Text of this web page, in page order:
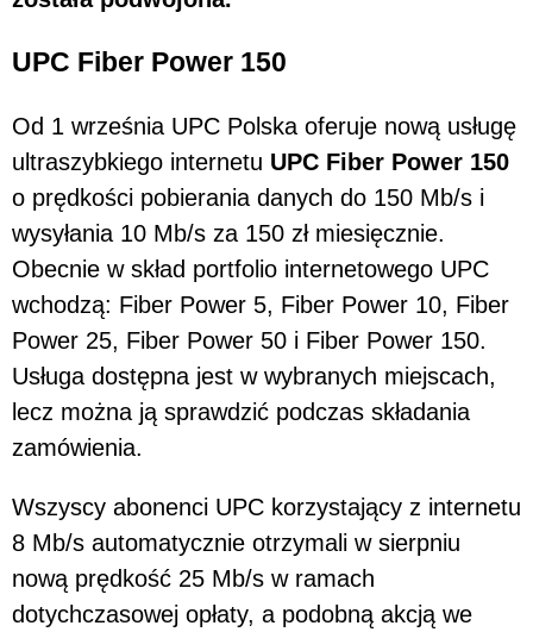
UPC Fiber Power 150
Od 1 września UPC Polska oferuje nową usługę
ultraszybkiego internetu UPC Fiber Power 150
o prędkości pobierania danych do 150 Mb/s i
wysyłania 10 Mb/s za 150 zł miesięcznie.
Obecnie w skład portfolio internetowego UPC
wchodzą: Fiber Power 5, Fiber Power 10, Fiber
Power 25, Fiber Power 50 i Fiber Power 150.
Usługa dostępna jest w wybranych miejscach,
lecz można ją sprawdzić podczas składania
zamówienia.
Wszyscy abonenci UPC korzystający z internetu
8 Mb/s automatycznie otrzymali w sierpniu
nową prędkość 25 Mb/s w ramach
dotychczasowej opłaty, a podobną akcją we